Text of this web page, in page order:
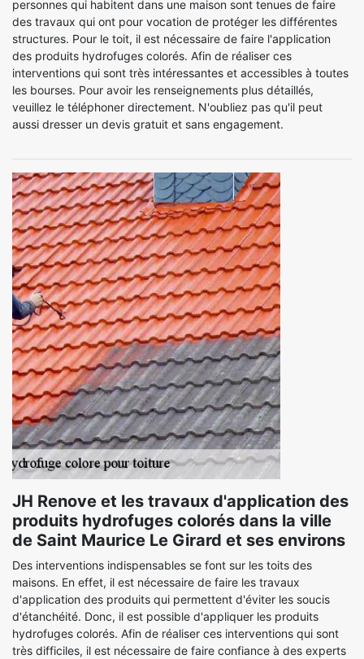
personnes qui habitent dans une maison sont tenues de faire
des travaux qui ont pour vocation de protéger les différentes
structures. Pour le toit, il est nécessaire de faire l'application
des produits hydrofuges colorés. Afin de réaliser ces
interventions qui sont très intéressantes et accessibles à toutes
les bourses. Pour avoir les renseignements plus détaillés,
veuillez le téléphoner directement. N'oubliez pas qu'il peut
aussi dresser un devis gratuit et sans engagement.
JH Renove et les travaux d'application des
produits hydrofuges colorés dans la ville
de Saint Maurice Le Girard et ses environs
Des interventions indispensables se font sur les toits des
maisons. En effet, il est nécessaire de faire les travaux
d'application des produits qui permettent d'éviter les soucis
d'étanchéité. Donc, il est possible d'appliquer les produits
hydrofuges colorés. Afin de réaliser ces interventions qui sont
très difficiles, il est nécessaire de faire confiance à des experts